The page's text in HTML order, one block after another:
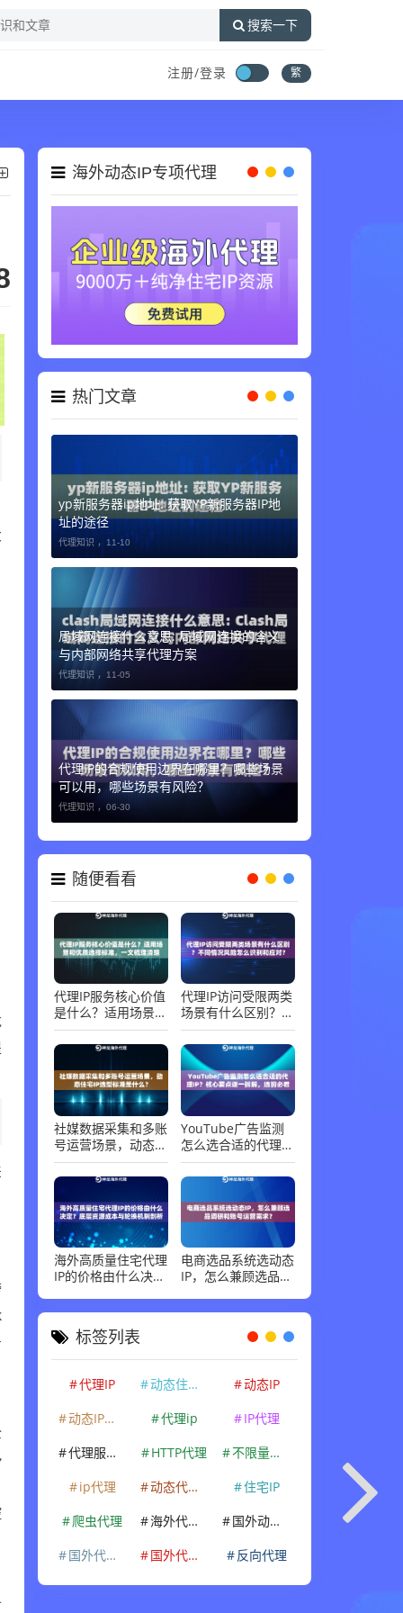
搜索一下
注册/登录 繁
海外动态IP专项代理
热门文章
yp新服务器ip地址: 获取YP新服务器IP地
址的途径
代理知识 ， 11-10
局域网连接什么意思: 局域网连接的含义
与内部网络共享代理方案
代理知识 ， 11-05
代理IP的合规使用边界在哪里？哪些场景
可以用，哪些场景有风险？
代理知识 ， 06-30
随便看看
代理IP服务核心价值
是什么？适用场景和
优质选择标准，一文
梳理清楚
代理IP访问受限两类
场景有什么区别？不
同情况风险怎么识别
和应对？
社媒数据采集和多账
号运营场景，动态住
宅IP选型标准是什
么？
YouTube广告监测
怎么选合适的代理
IP？核心要点逐一拆
解，选前必看
海外高质量住宅代理
IP的价格由什么决
轮换机制剖析
电商选品系统选动态
IP，怎么兼顾选品调
标签列表
代理IP 动态住宅IP
动态IP
动态IP代理
代理ip
IP代理
代理服务器
HTTP代理
不限量代理IP
ip代理
动态代理IP
住宅IP
爬虫代理
海外代理ip
国外动态IP
国外代理IP
国外代理ip 反向代理